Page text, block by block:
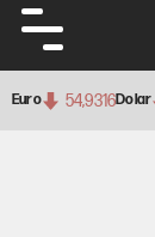
Euro 54,9316Dolar